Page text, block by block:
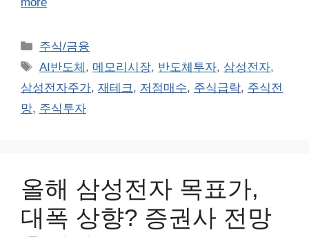
카
테
리
주식/금융
태
그
AI반도체 , 메모리시장, 반도체투자, 삼성전자,
삼성전자주가, 재테크, 저점매수, 주식급락, 주식전
망, 주식투자
올해 삼성전자 목표가,
대폭 상향? 증권사 전망